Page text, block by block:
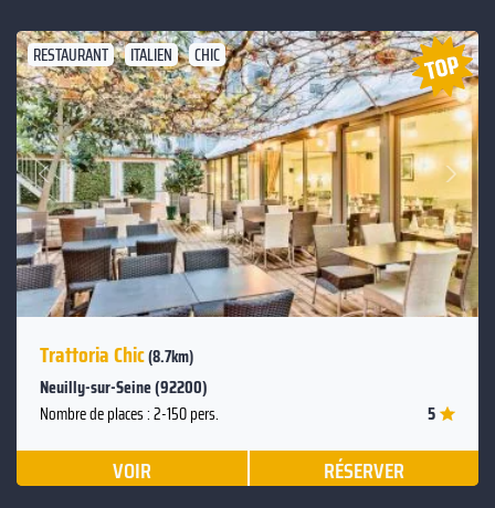
RESTAURANT ITALIEN CHIC
Précédent
Suivant
Trattoria Chic(8.7km)
Neuilly-sur-Seine (92200)
Nombre de places : 2-150 pers. 5
VOIR RÉSERVER